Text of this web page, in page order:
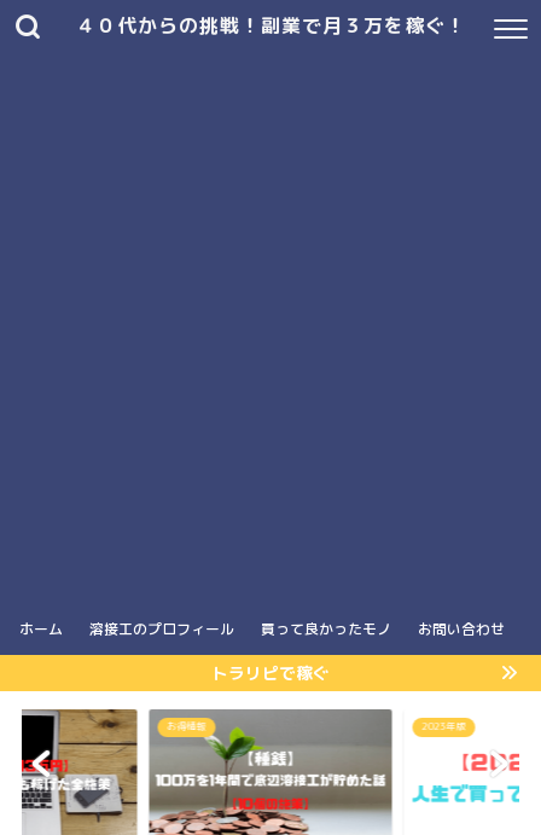
４０代からの挑戦！副業で月３万を稼ぐ！
ホーム 溶接工のプロフィール 買って良かったモノ お問い合わせ
トラリピで稼ぐ
お得情報 2023年版